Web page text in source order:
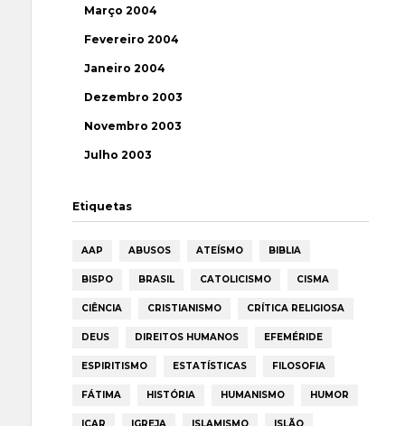
Março 2004
Fevereiro 2004
Janeiro 2004
Dezembro 2003
Novembro 2003
Julho 2003
Etiquetas
AAP ABUSOS ATEÍSMO BIBLIA
BISPO BRASIL CATOLICISMO CISMA
CIÊNCIA CRISTIANISMO CRÍTICA RELIGIOSA
DEUS DIREITOS HUMANOS EFEMÉRIDE
ESPIRITISMO ESTATÍSTICAS FILOSOFIA
FÁTIMA HISTÓRIA HUMANISMO HUMOR